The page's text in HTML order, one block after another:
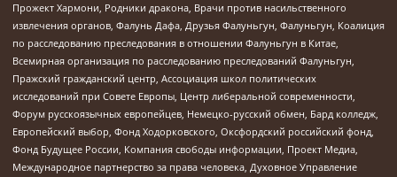
Прожект Хармони, Родники дракона, Врачи против насильственного
извлечения органов, Фалунь Дафа, Друзья Фалуньгун, Фалуньгун, Коалиция
по расследованию преследования в отношении Фалуньгун в Китае,
Всемирная организация по расследованию преследований Фалуньгун,
Пражский гражданский центр, Ассоциация школ политических
исследований при Совете Европы, Центр либеральной современности,
Форум русскоязычных европейцев, Немецко-русский обмен, Бард колледж,
Европейский выбор, Фонд Ходорковского, Оксфордский российский фонд,
Фонд Будущее России, Компания свободы информации, Проект Медиа,
Международное партнерство за права человека, Духовное Управление